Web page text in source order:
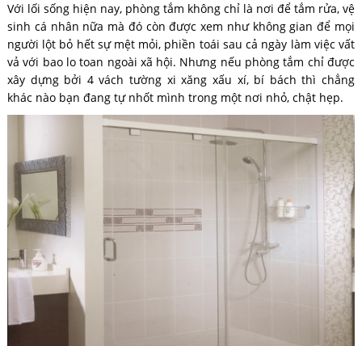
Với lối sống hiện nay, phòng tắm không chỉ là nơi để tắm rửa, vệ
sinh cá nhân nữa mà đó còn được xem như không gian để mọi
người lột bỏ hết sự mệt mỏi, phiền toái sau cả ngày làm việc vất
vả với bao lo toan ngoài xã hội. Nhưng nếu phòng tắm chỉ được
xây dựng bởi 4 vách tường xi xăng xấu xí, bí bách thì chẳng
khác nào bạn đang tự nhốt mình trong một nơi nhỏ, chật hẹp.